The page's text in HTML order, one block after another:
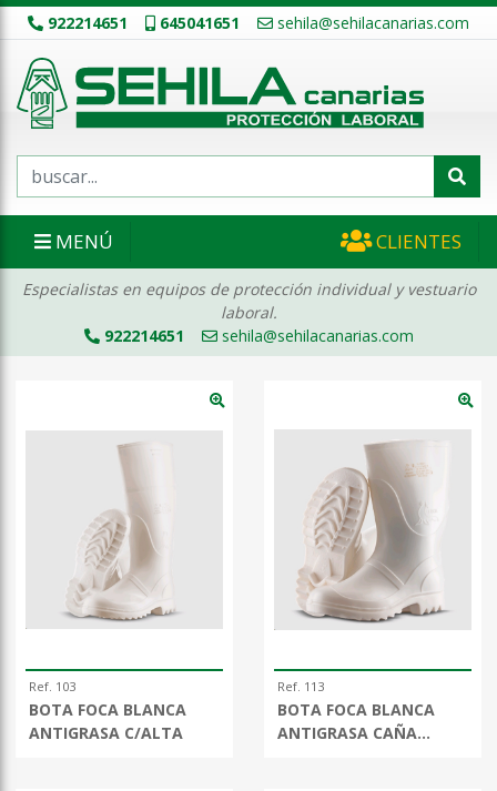
922214651 645041651 sehila@sehilacanarias.com
MENÚ CLIENTES
Especialistas en equipos de protección individual y vestuario
laboral.
922214651
sehila@sehilacanarias.com
Ref. 103
BOTA FOCA BLANCA
ANTIGRASA C/ALTA
Ref. 113
BOTA FOCA BLANCA
ANTIGRASA CAÑA